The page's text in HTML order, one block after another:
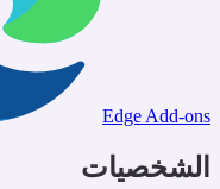
Edge Add-